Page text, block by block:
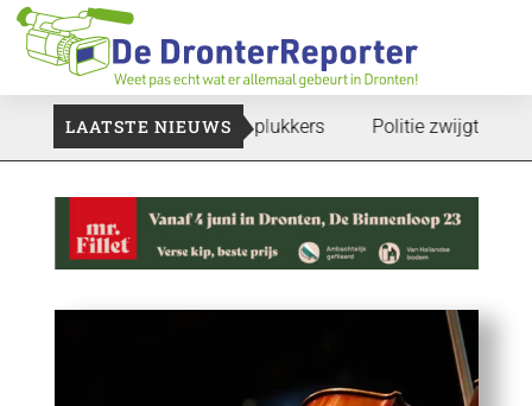
LAATSTE NIEUWS
Voedselbank zoekt plukkers Politie zwijgt nog over